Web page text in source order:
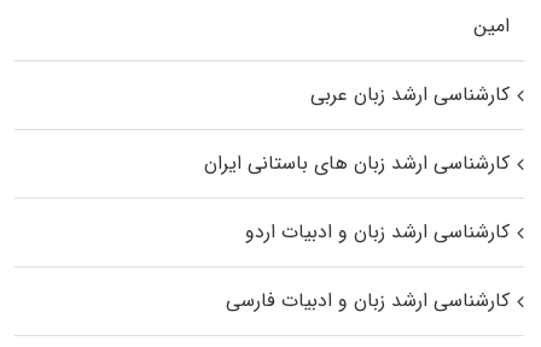
اﻣﻴﻦ
کارشناسی ارشد زبان عربی
کارشناسی ارشد زبان‌ های باستانی ایران
کارشناسی ارشد زبان و ادبیات اردو
کارشناسی ارشد زبان و ادبیات فارسی